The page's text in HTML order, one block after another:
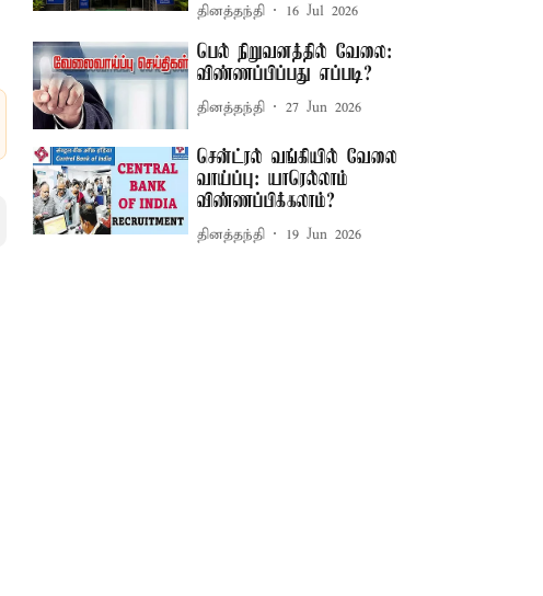
தினத்தந்தி 16 Jul 2026
பெல் நிறுவனத்தில் வேலை:
விண்ணப்பிப்பது எப்படி?
தினத்தந்தி 27 Jun 2026
சென்ட்ரல் வங்கியில் வேலை
வாய்ப்பு: யாரெல்லாம்
விண்ணப்பிக்கலாம்?
தினத்தந்தி 19 Jun 2026